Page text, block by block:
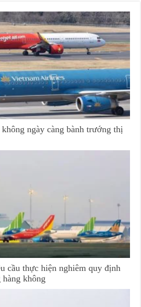
ngày càng bành trướng thị
cầu thực hiện nghiêm quy định
không